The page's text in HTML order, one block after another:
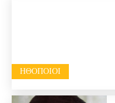
HΘΟΠΟΙΟΊ